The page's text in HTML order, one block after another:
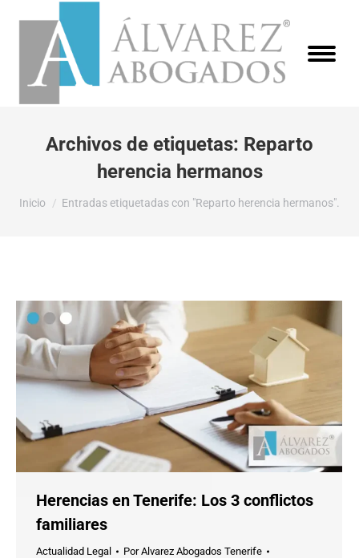
Archivos de etiquetas: Reparto
herencia hermanos
Estás aquí:
Inicio Entradas etiquetadas con "Reparto herencia hermanos".
Herencias en Tenerife: Los 3 conflictos
familiares
Actualidad Legal PorAlvarez Abogados Tenerife